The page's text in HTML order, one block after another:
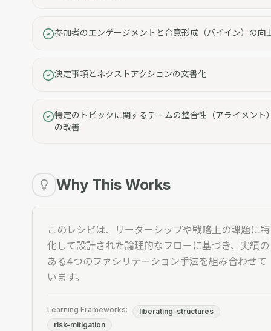
参加者のエンゲージメントと合意形成（バイイン）の向
決定事項とネクストアクションの文書化
特定のトピックに関するチームの整合性（アライメント
の改善
Why This Works
このレシピは、リーダーシップや戦略上の課題に特
化して設計された論理的なフローに基づき、実績の
ある4つのファシリテーション手法を組み合わせて
います。
Learning Frameworks:
liberating-structures
risk-mitigation